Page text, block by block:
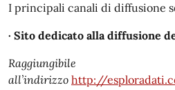
I principali canali di diffusione
· Sito dedicato alla diffusione
Raggiungibile
all’indirizzo http://